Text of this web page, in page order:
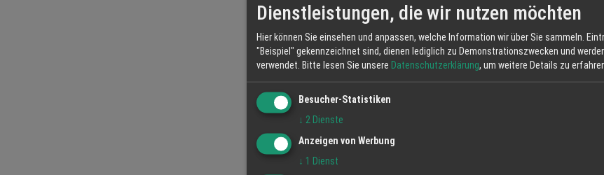
Dienstleistungen, die wir nutzen möchten
Hier können Sie einsehen und anpassen, welche Information wir über Sie sammeln.
"Beispiel" gekennzeichnet sind, dienen lediglich zu Demonstrationszwecken und
verwendet. Bitte lesen Sie unsere Datenschutzerklärung, um weitere Details zu
Besucher-Statistiken
↓ 2 Dienste
Anzeigen von Werbung
↓ 1 Dienst